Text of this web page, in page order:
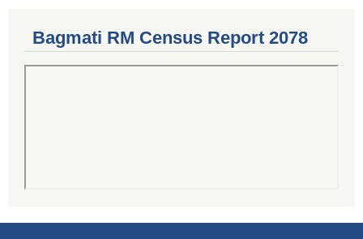
Bagmati RM Census Report 2078